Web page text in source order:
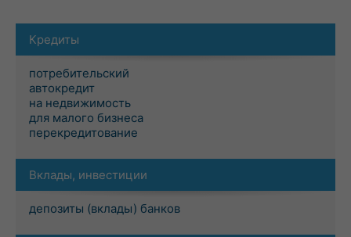
Кредиты
потребительский
автокредит
на недвижимость
для малого бизнеса
перекредитование
Вклады, инвестиции
депозиты (вклады) банков